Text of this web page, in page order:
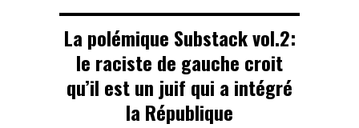
La polémique Substack vol.2:
le raciste de gauche croit
qu’il est un juif qui a intégré
la République